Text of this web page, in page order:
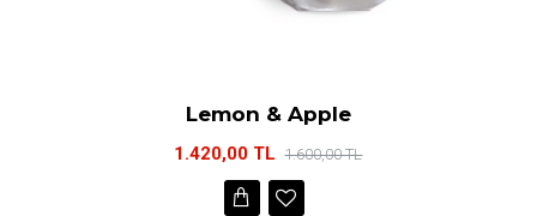
Lemon & Apple
1.420,00 TL 1.600,00 TL